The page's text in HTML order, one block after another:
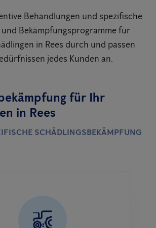
Behandlungen und spezifische
Bekämpfungsprogramme für
in Rees durch und passen
jedes Kunden an.
für Ihr
in Rees
SCHÄDLINGSBEKÄMPFUNG